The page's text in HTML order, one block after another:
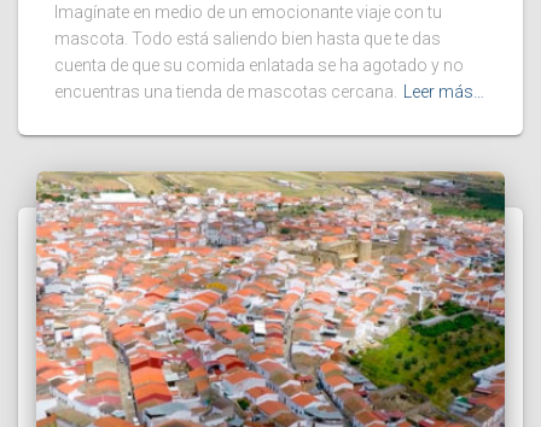
Imagínate en medio de un emocionante viaje con tu
mascota. Todo está saliendo bien hasta que te das
cuenta de que su comida enlatada se ha agotado y no
encuentras una tienda de mascotas cercana.
Leer más…